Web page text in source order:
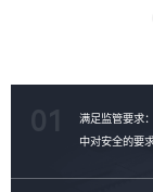
满足监管要求
中对安全的要求